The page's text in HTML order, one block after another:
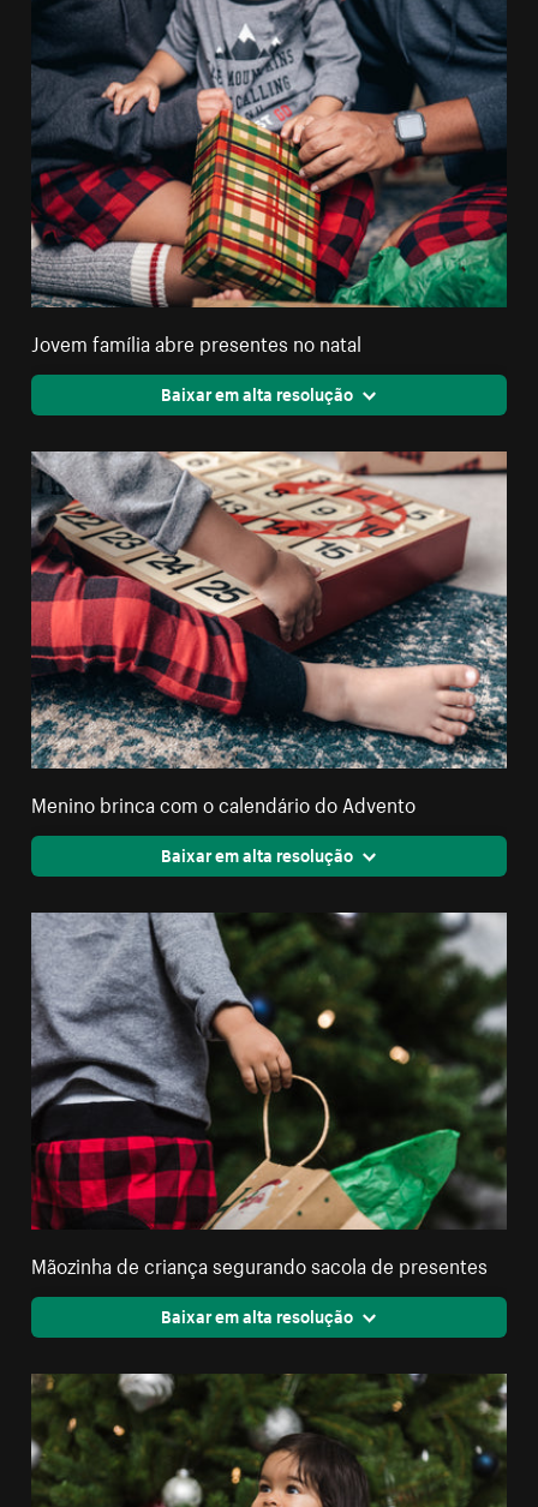
Jovem família abre presentes no natal
Baixar em alta resolução
Menino brinca com o calendário do Advento
Baixar em alta resolução
Mãozinha de criança segurando sacola de presentes
Baixar em alta resolução